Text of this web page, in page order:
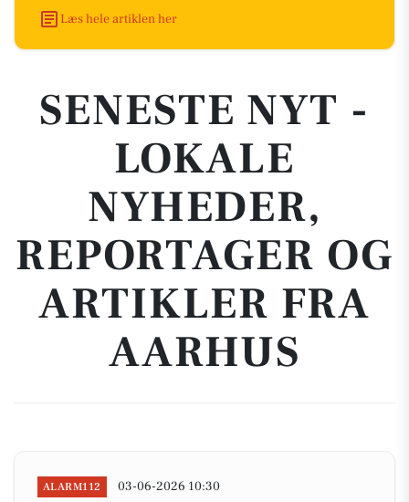
Læs hele artiklen her
SENESTE NYT -
LOKALE
NYHEDER,
REPORTAGER OG
ARTIKLER FRA
AARHUS
ALARM112 03-06-2026 10:30